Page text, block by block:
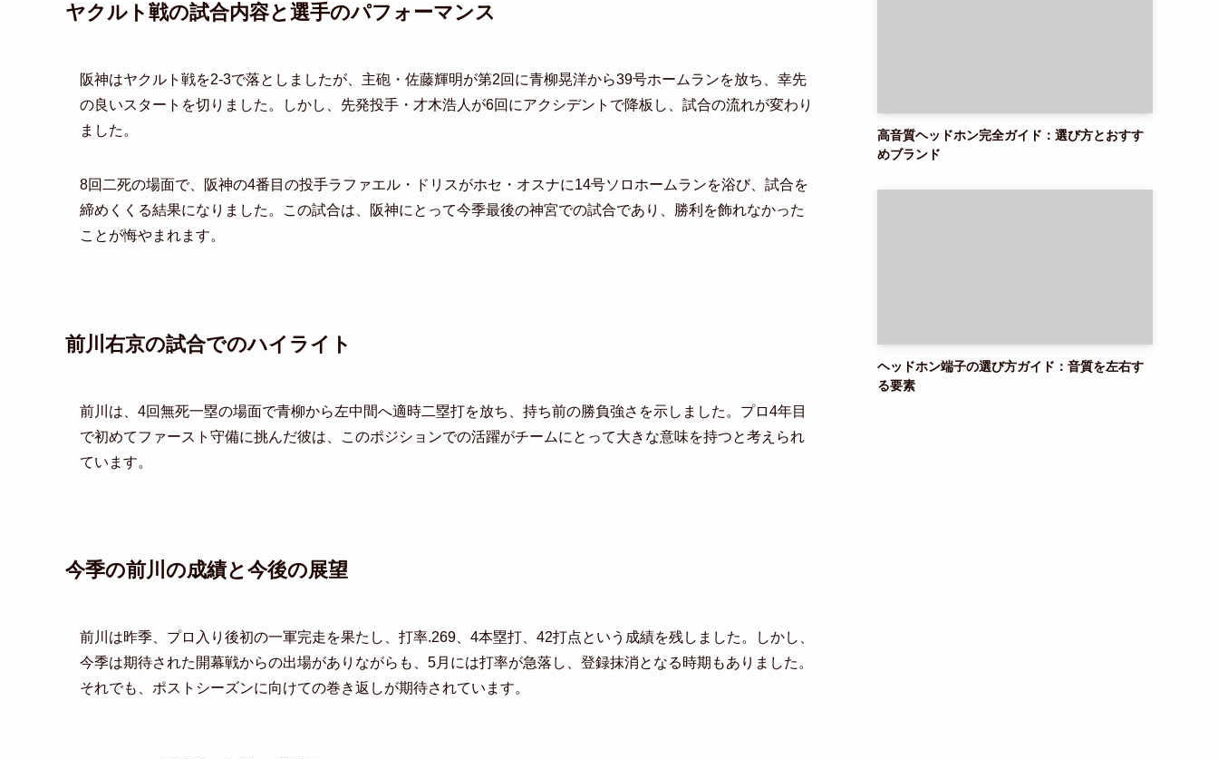
ヤクルト戦の試合内容と選手のパフォーマンス
阪神はヤクルト戦を2-3で落としましたが、主砲・佐藤輝明が第2回に青柳晃洋から39号ホームランを放ち、幸先
の良いスタートを切りました。しかし、先発投手・才木浩人が6回にアクシデントで降板し、試合の流れが変わり
ました。
8回二死の場面で、阪神の4番目の投手ラファエル・ドリスがホセ・オスナに14号ソロホームランを浴び、試合を
締めくくる結果になりました。この試合は、阪神にとって今季最後の神宮での試合であり、勝利を飾れなかった
ことが悔やまれます。
前川右京の試合でのハイライト
前川は、4回無死一塁の場面で青柳から左中間へ適時二塁打を放ち、持ち前の勝負強さを示しました。プロ4年目
で初めてファースト守備に挑んだ彼は、このポジションでの活躍がチームにとって大きな意味を持つと考えられ
ています。
今季の前川の成績と今後の展望
前川は昨季、プロ入り後初の一軍完走を果たし、打率.269、4本塁打、42打点という成績を残しました。しかし、
今季は期待された開幕戦からの出場がありながらも、5月には打率が急落し、登録抹消となる時期もありました。
それでも、ポストシーズンに向けての巻き返しが期待されています。
高音質ヘッドホン完全ガイド：選び方とおすす
めブランド
ヘッドホン端子の選び方ガイド：音質を左右す
る要素